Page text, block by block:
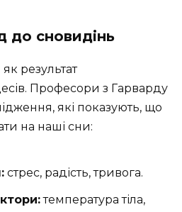
до сновидінь
результат
Професори з Гарварду
які показують, що
на наші сни:
стрес, радість, тривога.
температура тіла,